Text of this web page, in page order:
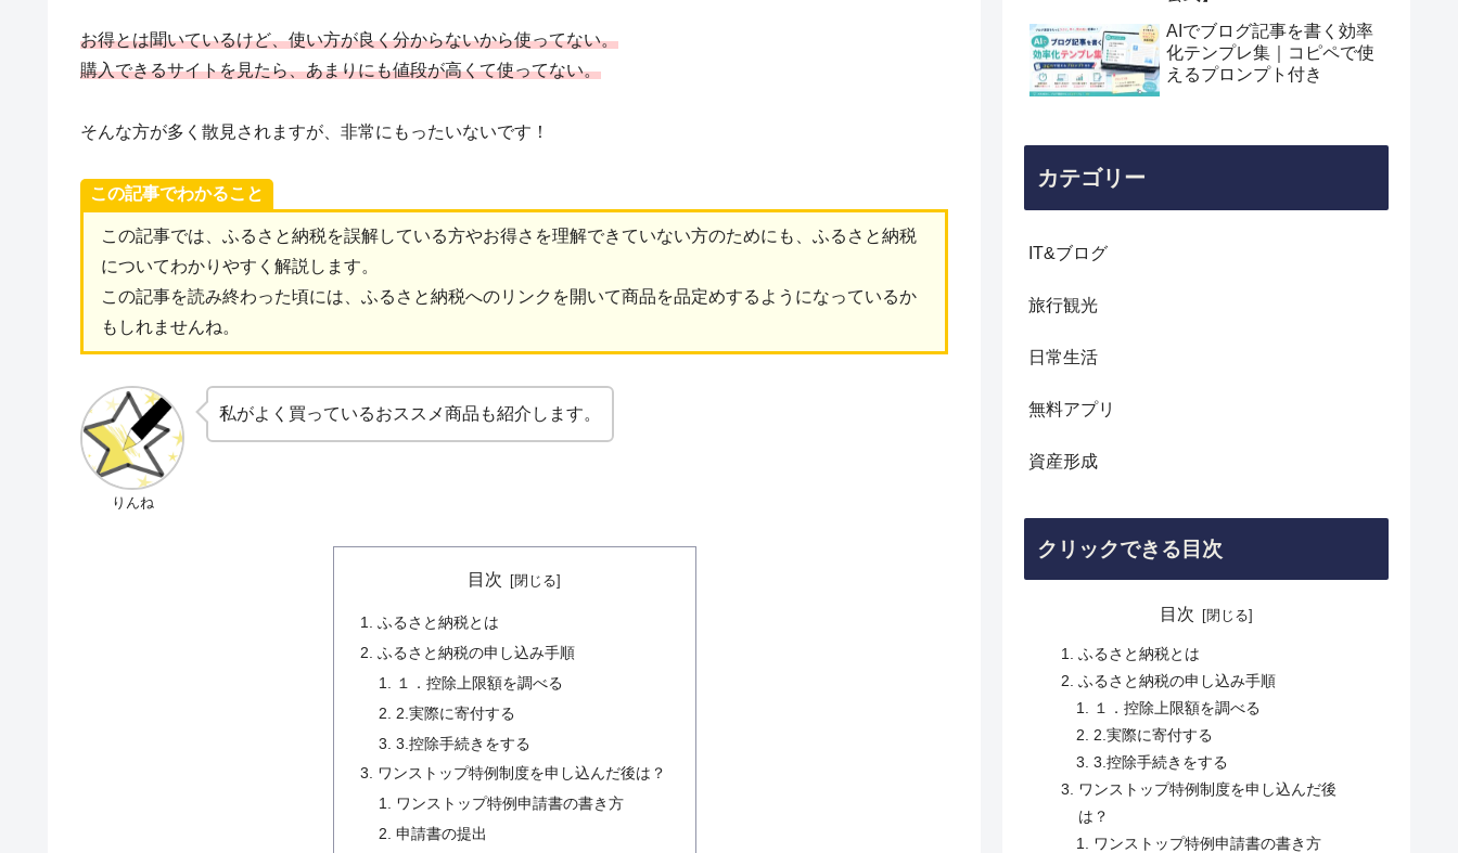
お得とは聞いているけど、使い方が良く分からないから使ってない。
購入できるサイトを見たら、あまりにも値段が高くて使ってない。
そんな方が多く散見されますが、非常にもったいないです！
この記事でわかること
この記事では、ふるさと納税を誤解している方やお得さを理解できていない方のためにも、ふるさと納税
についてわかりやすく解説します。
この記事を読み終わった頃には、ふるさと納税へのリンクを開いて商品を品定めするようになっているか
もしれませんね。
りんね
私がよく買っているおススメ商品も紹介します。
目次
ふるさと納税とは
ふるさと納税の申し込み手順
１．控除上限額を調べる
2.実際に寄付する
3.控除手続きをする
ワンストップ特例制度を申し込んだ後は？
ワンストップ特例申請書の書き方
申請書の提出
AIでブログ記事を書く効率
化テンプレ集｜コピペで使
えるプロンプト付き
カテゴリー
IT&ブログ
旅行観光
日常生活
無料アプリ
資産形成
クリックできる目次
目次
ふるさと納税とは
ふるさと納税の申し込み手順
１．控除上限額を調べる
2.実際に寄付する
3.控除手続きをする
ワンストップ特例制度を申し込んだ後
は？
ワンストップ特例申請書の書き方